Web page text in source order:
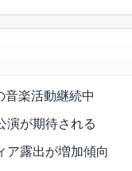
楽活動継続中
演が期待される
ア露出が増加傾向